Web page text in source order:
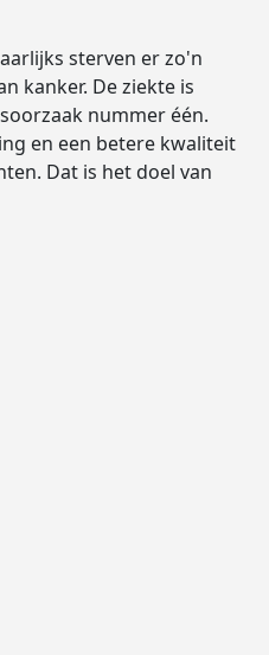
sterven er zo'n
kanker. De ziekte is
nummer één.
en een betere kwaliteit
Dat is het doel van